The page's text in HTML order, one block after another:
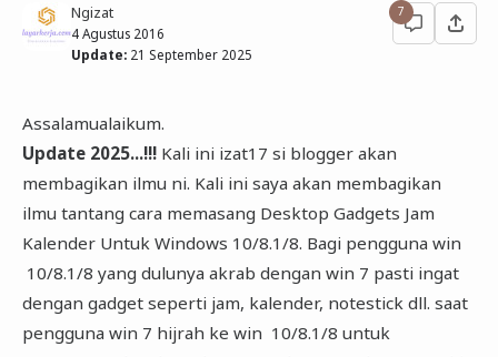
Ngizat
4 Agustus 2016
Update: 21 September 2025
7
Assalamualaikum.
Update 2025...!!!Kali ini izat17 si blogger akan
membagikan ilmu ni. Kali ini saya akan membagikan
ilmu tantang cara memasang Desktop Gadgets Jam
Kalender Untuk Windows 10/8.1/8. Bagi pengguna win
10/8.1/8 yang dulunya akrab dengan win 7 pasti ingat
dengan gadget seperti jam, kalender, notestick dll. saat
pengguna win 7 hijrah ke win 10/8.1/8 untuk